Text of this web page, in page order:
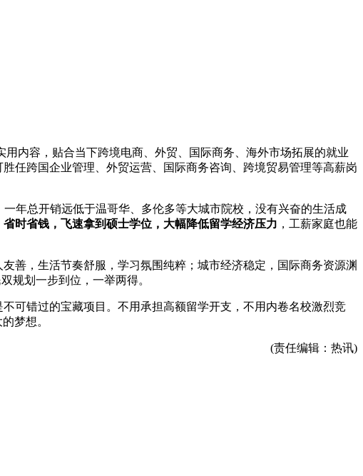
内容，贴合当下跨境电商、外贸、国际商务、海外市场拓展的就业
任跨国企业管理、外贸运营、国际商务咨询、跨境贸易管理等高薪岗
年总开销远低于温哥华、多伦多等大城市院校，没有兴奋的生活成
省时省钱，飞速拿到硕士学位，大幅降低留学经济压力 ，工薪家庭也能
善，生活节奏舒服，学习氛围纯粹；城市经济稳定，国际商务资源渊
规划一步到位，一举两得。
可错过的宝藏项目。不用承担高额留学开支，不用内卷名校激烈竞
梦想。
(责任编辑：热讯)